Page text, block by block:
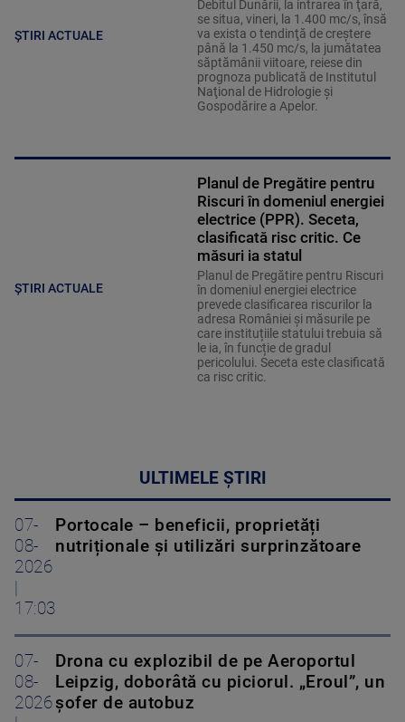
ȘTIRI ACTUALE
Debitul Dunării, la intrarea în ţară,
se situa, vineri, la 1.400 mc/s, însă
va exista o tendinţă de creştere
până la 1.450 mc/s, la jumătatea
săptămânii viitoare, reiese din
prognoza publicată de Institutul
Naţional de Hidrologie şi
Gospodărire a Apelor.
ȘTIRI ACTUALE
Planul de Pregătire pentru
Riscuri în domeniul energiei
electrice (PPR). Seceta,
clasificată risc critic. Ce
măsuri ia statul
Planul de Pregătire pentru Riscuri
în domeniul energiei electrice
prevede clasificarea riscurilor la
adresa României și măsurile pe
care instituțiile statului trebuia să
le ia, în funcție de gradul
pericolului. Seceta este clasificată
ca risc critic.
ULTIMELE ȘTIRI
07-
08-
2026
17:03
Portocale – beneficii, proprietăți
nutriționale și utilizări surprinzătoare
07-
08-
2026
Drona cu explozibil de pe Aeroportul
Leipzig, doborâtă cu piciorul. „Eroul”, un
șofer de autobuz